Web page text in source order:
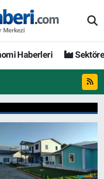
Haberleri